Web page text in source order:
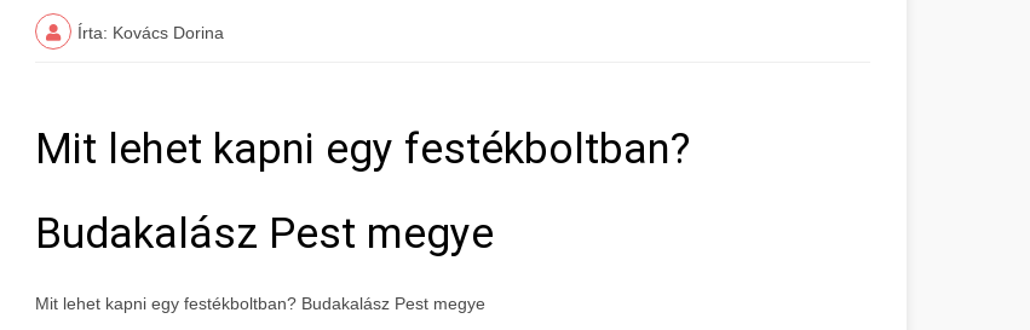
Írta: Kovács Dorina
Mit lehet kapni egy festékboltban?
Budakalász Pest megye
Mit lehet kapni egy festékboltban? Budakalász Pest megye